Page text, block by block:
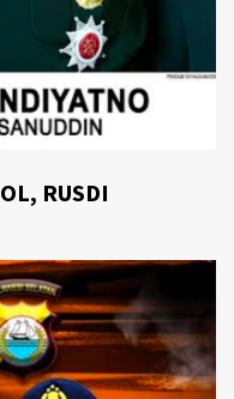
RUSDI